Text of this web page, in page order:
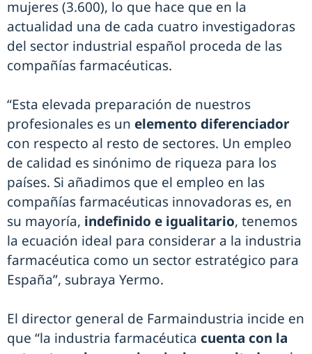
mujeres (3.600), lo que hace que en la
actualidad una de cada cuatro investigadoras
del sector industrial español proceda de las
compañías farmacéuticas.
“Esta elevada preparación de nuestros
profesionales es un elemento diferenciador
con respecto al resto de sectores. Un empleo
de calidad es sinónimo de riqueza para los
países. Si añadimos que el empleo en las
compañías farmacéuticas innovadoras es, en
su mayoría, indefinido e igualitario, tenemos
la ecuación ideal para considerar a la industria
farmacéutica como un sector estratégico para
España”, subraya Yermo.
El director general de Farmaindustria incide en
que “la industria farmacéutica cuenta con la